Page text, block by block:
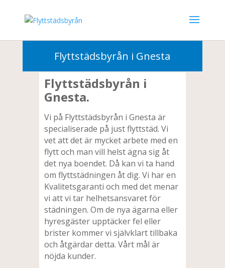
Flyttstädsbyrån i Gnesta
Flyttstädsbyrån i
Gnesta.
Vi på Flyttstädsbyrån i Gnesta är
specialiserade på just flyttstäd. Vi
vet att det är mycket arbete med en
flytt och man vill helst ägna sig åt
det nya boendet. Då kan vi ta hand
om flyttstädningen åt dig. Vi har en
Kvalitetsgaranti och med det menar
vi att vi tar helhetsansvaret för
städningen. Om de nya ägarna eller
hyresgäster upptäcker fel eller
brister kommer vi självklart tillbaka
och åtgärdar detta. Vårt mål är
nöjda kunder.